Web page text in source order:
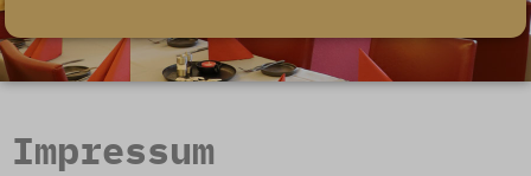
Impressum